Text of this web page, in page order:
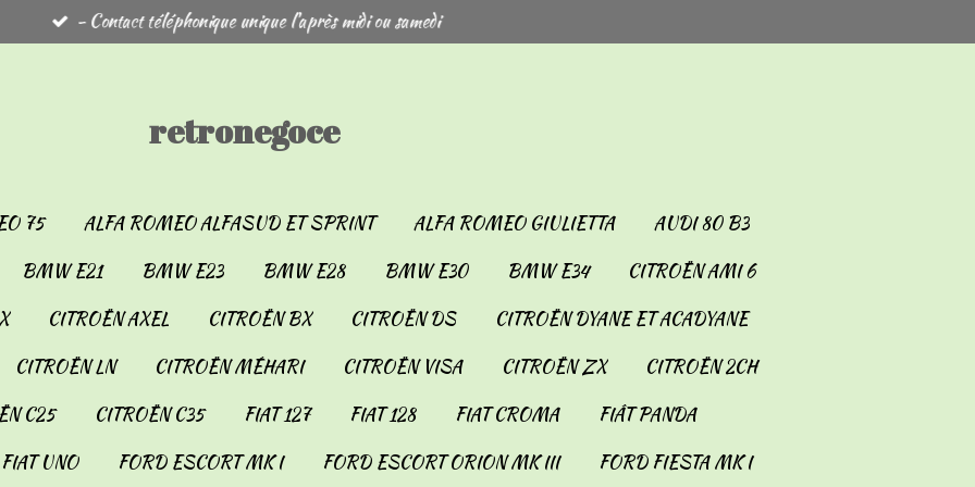
- Contact téléphonique unique l'après midi ou samedi
retronegoce
75 ALFA ROMEO ALFASUD ET SPRINT ALFA ROMEO GIULIETTA
AUDI 80 B3
BMW E21 BMW E23 BMW E28 BMW E30 BMW E34
CITROËN AMI 6
CITROËN AXEL CITROËN BX CITROËN DS
CITROËN DYANE ET ACADYANE
CITROËN LN CITROËN MÉHARI CITROËN VISA CITROËN ZX
CITROËN 2CH
C25 CITROËN C35 FIAT 127 FIAT 128 FIAT CROMA
FIÂT PANDA
FIAT UNO FORD ESCORT MK I FORD ESCORT ORION MK III
FORD FIESTA MK I